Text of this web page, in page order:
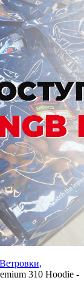
Ветровки,
310 Hoodie -